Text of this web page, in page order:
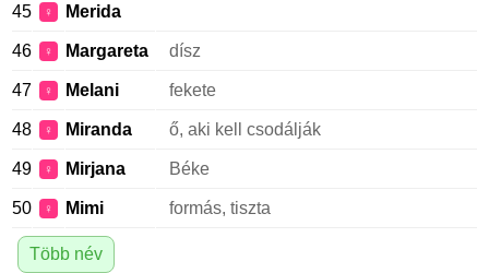
45 ♀ Merida
46 ♀ Margareta dísz
47 ♀ Melani fekete
48 ♀ Miranda ő, aki kell csodálják
49 ♀ Mirjana Béke
50 ♀ Mimi formás, tiszta
Több név